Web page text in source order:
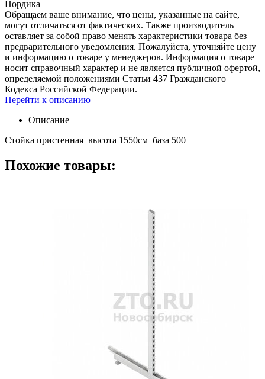
Нордика
Обращаем ваше внимание, что цены, указанные на сайте,
могут отличаться от фактических. Также производитель
оставляет за собой право менять характеристики товара без
предварительного уведомления. Пожалуйста, уточняйте цену
и информацию о товаре у менеджеров. Информация о товаре
носит справочный характер и не является публичной офертой,
определяемой положениями Статьи 437 Гражданского
Кодекса Российской Федерации.
Перейти к описанию
Описание
Стойка пристенная высота 1550см база 500
Похожие товары: